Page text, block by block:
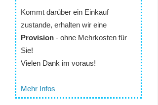
Kommt darüber ein Einkauf
zustande, erhalten wir eine
Provision- ohne Mehrkosten für
Sie!
Vielen Dank im voraus!
Mehr Infos